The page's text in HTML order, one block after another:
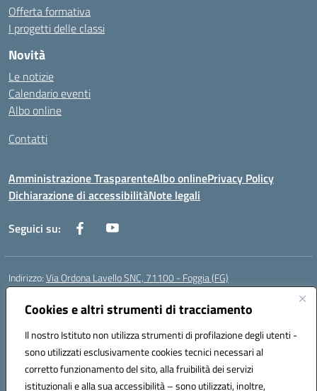
Cookies e altri strumenti di tracciamento
Il nostro Istituto non utilizza strumenti di profilazione degli utenti -
sono utilizzati esclusivamente cookies tecnici necessari al
corretto funzionamento del sito, alla fruibilità dei servizi
istituzionali e alla sua accessibilità – sono utilizzati, inoltre,
Offerta formativa
I progetti delle classi
Novità
Le notizie
Calendario eventi
Albo online
Contatti
Amministrazione TrasparenteAlbo onlinePrivacy Policy
Dichiarazione di accessibilitàNote legali
Seguici su:
Indirizzo:Via Ordona Lavello SNC, 71100 - Foggia (FG)
Centralino:
Posta elettronica certificata (PEC):fgmm00700x@pec.istruzione.it
Codice fiscale: 80002860718
Codice meccanografico:FGMM00700X
Codice Indice delle Pubbliche Amministrazioni (IPA): istsc_fgmm00700x
Codice unico di fatturazione (CUF): UFP3H5